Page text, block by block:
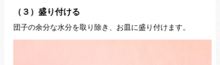
（３）盛り付ける
団子の余分な水分を取り除き、お皿に盛り付けます。